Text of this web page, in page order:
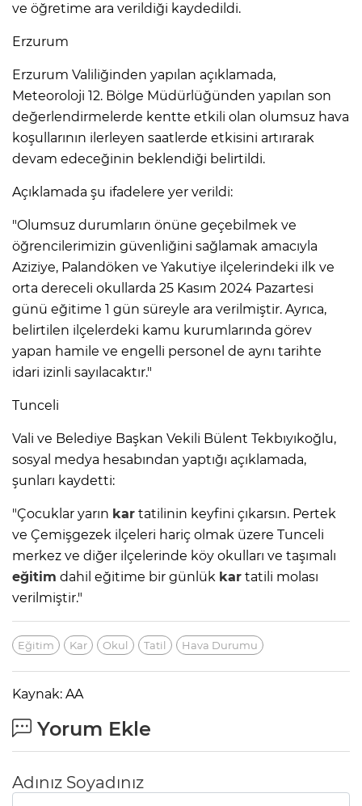
ve öğretime ara verildiği kaydedildi.
Erzurum
Erzurum Valiliğinden yapılan açıklamada,
Meteoroloji 12. Bölge Müdürlüğünden yapılan son
değerlendirmelerde kentte etkili olan olumsuz hava
koşullarının ilerleyen saatlerde etkisini artırarak
devam edeceğinin beklendiği belirtildi.
Açıklamada şu ifadelere yer verildi:
"Olumsuz durumların önüne geçebilmek ve
öğrencilerimizin güvenliğini sağlamak amacıyla
Aziziye, Palandöken ve Yakutiye ilçelerindeki ilk ve
orta dereceli okullarda 25 Kasım 2024 Pazartesi
günü eğitime 1 gün süreyle ara verilmiştir. Ayrıca,
belirtilen ilçelerdeki kamu kurumlarında görev
yapan hamile ve engelli personel de aynı tarihte
idari izinli sayılacaktır."
Tunceli
Vali ve Belediye Başkan Vekili Bülent Tekbıyıkoğlu,
sosyal medya hesabından yaptığı açıklamada,
şunları kaydetti:
"Çocuklar yarın kar tatilinin keyfini çıkarsın. Pertek
ve Çemişgezek ilçeleri hariç olmak üzere Tunceli
merkez ve diğer ilçelerinde köy okulları ve taşımalı
eğitim dahil eğitime bir günlük kar tatili molası
verilmiştir."
Eğitim Kar Okul Tatil Hava Durumu
Kaynak: AA
Yorum Ekle
Adınız Soyadınız